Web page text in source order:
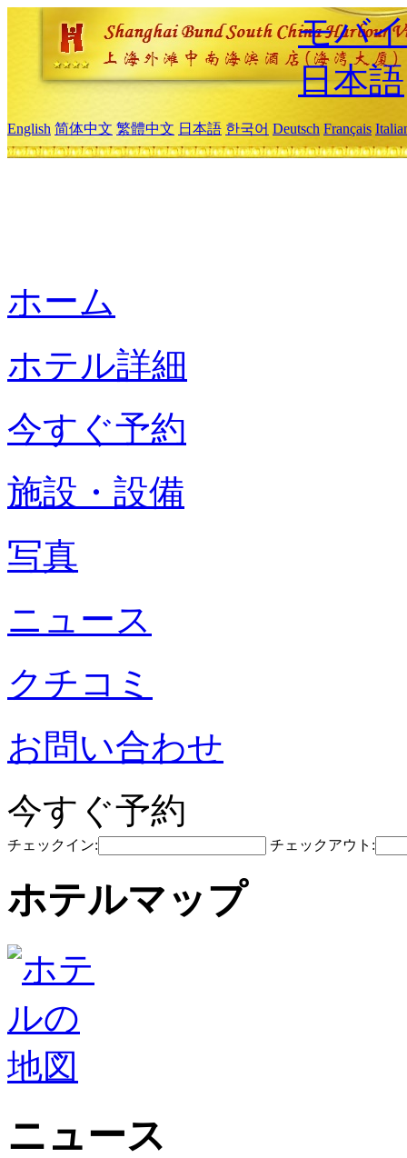
モバ
日本語
English 简体中文 繁體中文 日本語 한국어 Deutsch Français
ホーム
ホテル詳細
今すぐ予約
施設・設備
写真
ニュース
クチコミ
お問い合わせ
今すぐ予約
チェックイン: チェックアウト:
ホテルマップ
ニュース